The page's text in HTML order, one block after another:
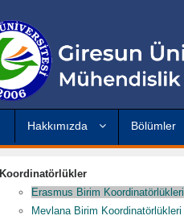
Hakkımızda Bölümler
Koordinatörlükler
Erasmus Birim Koordinatörlükleri
Mevlana Birim Koordinatörlükleri